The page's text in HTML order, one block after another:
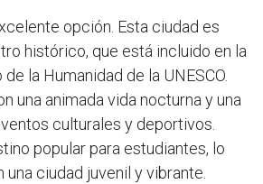
opción. Esta ciudad es
histórico, que está incluido en la
la Humanidad de la UNESCO.
una animada vida nocturna y una
culturales y deportivos.
popular para estudiantes, lo
una ciudad juvenil y vibrante.